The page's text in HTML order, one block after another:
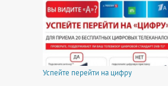
Успейте перейти на цифру